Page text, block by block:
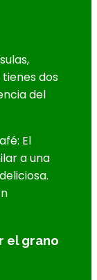
dos
del
El
a una
el grano